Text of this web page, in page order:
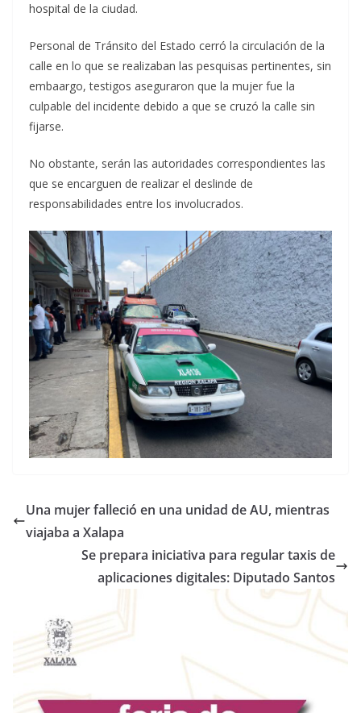
hospital de la ciudad.
Personal de Tránsito del Estado cerró la circulación de la
calle en lo que se realizaban las pesquisas pertinentes, sin
embaargo, testigos aseguraron que la mujer fue la
culpable del incidente debido a que se cruzó la calle sin
fijarse.
No obstante, serán las autoridades correspondientes las
que se encarguen de realizar el deslinde de
responsabilidades entre los involucrados.
Una mujer falleció en una unidad de AU, mientras
viajaba a Xalapa
Se prepara iniciativa para regular taxis de
aplicaciones digitales: Diputado Santos